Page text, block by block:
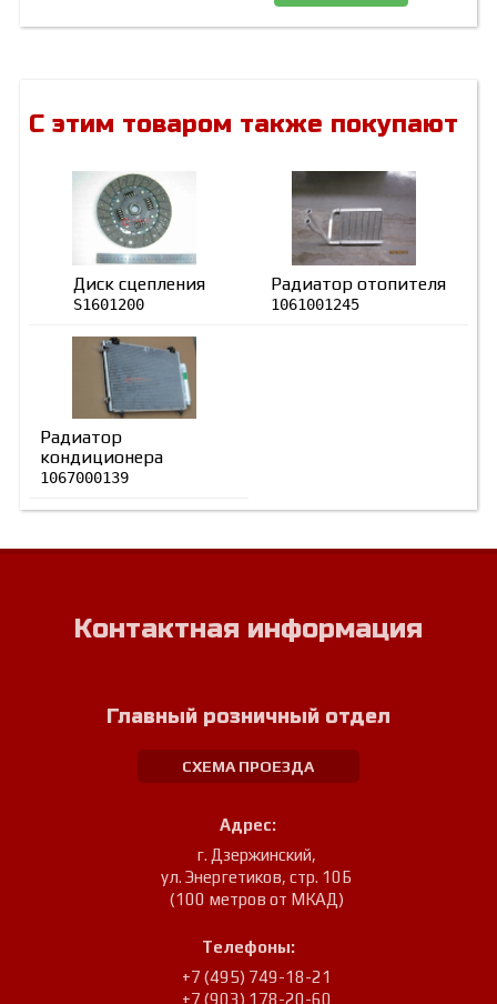
С этим товаром также покупают
Диск сцепления
S1601200
Радиатор отопителя
1061001245
Радиатор
кондиционера
1067000139
Контактная информация
Главный розничный отдел
СХЕМА ПРОЕЗДА
Адрес:
г. Дзержинский,
ул. Энергетиков, стр. 10Б
(100 метров от МКАД)
Телефоны:
+7 (495) 749-18-21
+7 (903) 178-20-60